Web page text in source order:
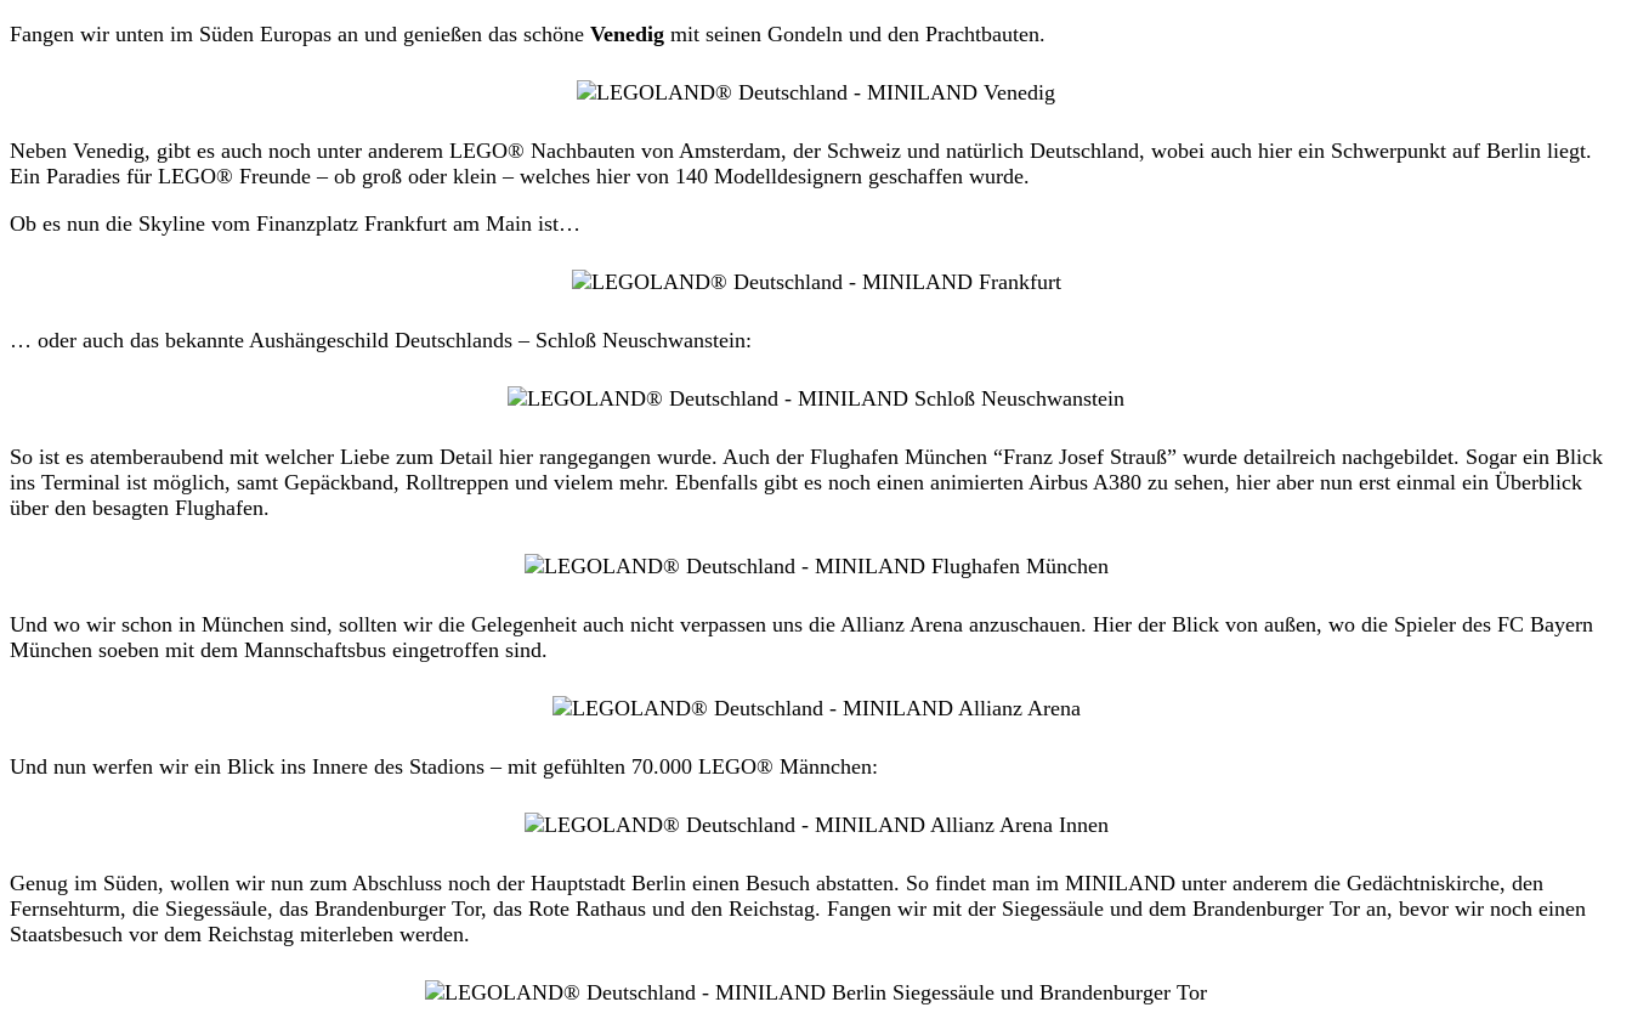
Fangen wir unten im Süden Europas an und genießen das schöne Venedig mit seinen Gondeln und den Prachtbauten.
Neben Venedig, gibt es auch noch unter anderem LEGO® Nachbauten von Amsterdam, der Schweiz und natürlich Deutschland, wobei auch hier ein Schwerpunkt auf Berlin liegt.
Ein Paradies für LEGO® Freunde – ob groß oder klein – welches hier von 140 Modelldesignern geschaffen wurde.
Ob es nun die Skyline vom Finanzplatz Frankfurt am Main ist…
… oder auch das bekannte Aushängeschild Deutschlands – Schloß Neuschwanstein:
So ist es atemberaubend mit welcher Liebe zum Detail hier rangegangen wurde. Auch der Flughafen München “Franz Josef Strauß” wurde detailreich nachgebildet. Sogar ein Blick
ins Terminal ist möglich, samt Gepäckband, Rolltreppen und vielem mehr. Ebenfalls gibt es noch einen animierten Airbus A380 zu sehen, hier aber nun erst einmal ein Überblick
über den besagten Flughafen.
Und wo wir schon in München sind, sollten wir die Gelegenheit auch nicht verpassen uns die Allianz Arena anzuschauen. Hier der Blick von außen, wo die Spieler des FC Bayern
München soeben mit dem Mannschaftsbus eingetroffen sind.
Und nun werfen wir ein Blick ins Innere des Stadions – mit gefühlten 70.000 LEGO® Männchen:
Genug im Süden, wollen wir nun zum Abschluss noch der Hauptstadt Berlin einen Besuch abstatten. So findet man im MINILAND unter anderem die Gedächtniskirche, den
Fernsehturm, die Siegessäule, das Brandenburger Tor, das Rote Rathaus und den Reichstag. Fangen wir mit der Siegessäule und dem Brandenburger Tor an, bevor wir noch einen
Staatsbesuch vor dem Reichstag miterleben werden.